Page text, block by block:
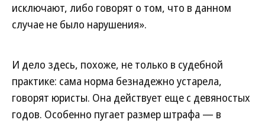
исключают, либо говорят о том, что в данном
случае не было нарушения».
И дело здесь, похоже, не только в судебной
практике: сама норма безнадежно устарела,
говорят юристы. Она действует еще с девяностых
годов. Особенно пугает размер штрафа — в